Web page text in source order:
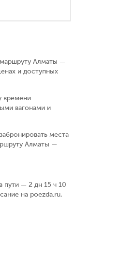
маршруту Алматы —
и доступных
времени.
вагонами и
места
Алматы —
пути — 2 дн 15 ч 10
на poezda.ru,